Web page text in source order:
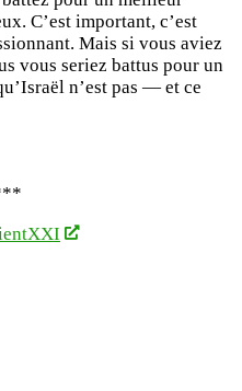
C’est important, c’est
Mais si vous aviez
vous seriez battus pour un
n’est pas — et ce